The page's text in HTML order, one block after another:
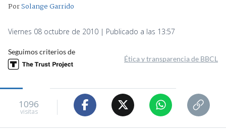
PorSolange Garrido
Viernes 08 octubre de 2010 | Publicado a las 13:57
Seguimos criterios de
Ética y transparencia de BBCL
1096
visitas